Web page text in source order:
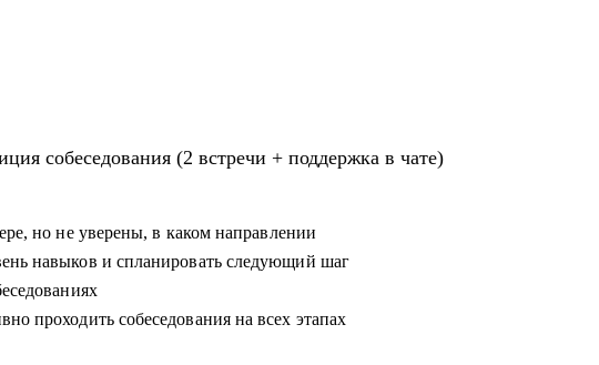
собеседования (2 встречи + поддержка в чате)
но не уверены, в каком направлении
навыков и спланировать следующий шаг
проходить собеседования на всех этапах